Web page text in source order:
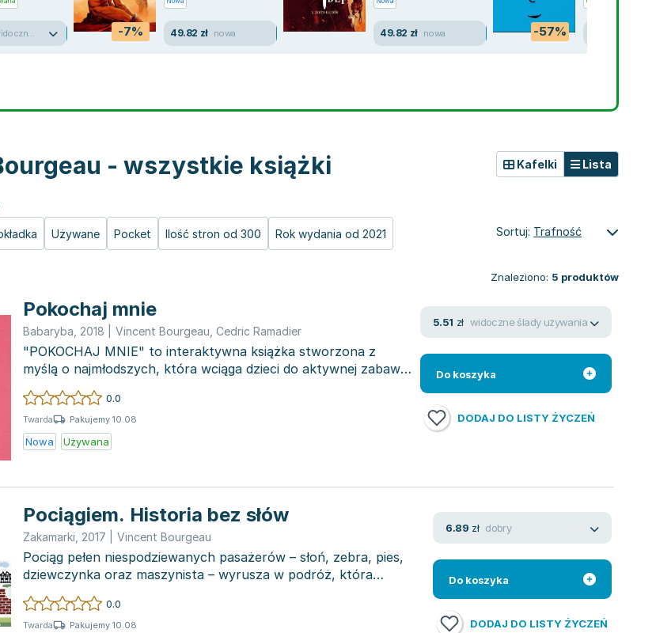
-7% 49.82 zł nowa 49.82 zł nowa -57%
- wszystkie książki
Używane Pocket Ilość stron od 300 Rok wydania od 2021
Kafelki Lista
Sortuj: Trafność
Znaleziono: 5 produktów
Pokochaj mnie
Babaryba 2018 Vincent Bourgeau Cedric Ramadier
"POKOCHAJ MNIE" to interaktywna książka stworzona z
myślą o najmłodszych, która wciąga dzieci do aktywnej zabawy,
równocześnie ucz...
0.0
Twarda Pakujemy 10.08
Nowa Używana
5.51 zł widoczne ślady używania
Do koszyka
DODAJ DO LISTY ŻYCZEŃ
Pociągiem. Historia bez słów
Zakamarki 2017 Vincent Bourgeau
Pociąg pełen niespodziewanych pasażerów – słoń, zebra, pies,
dziewczynka oraz maszynista – wyrusza w podróż, która
przynosi zaskak...
0.0
Twarda Pakujemy 10.08
6.89 zł dobry
Do koszyka
DODAJ DO LISTY ŻYCZEŃ